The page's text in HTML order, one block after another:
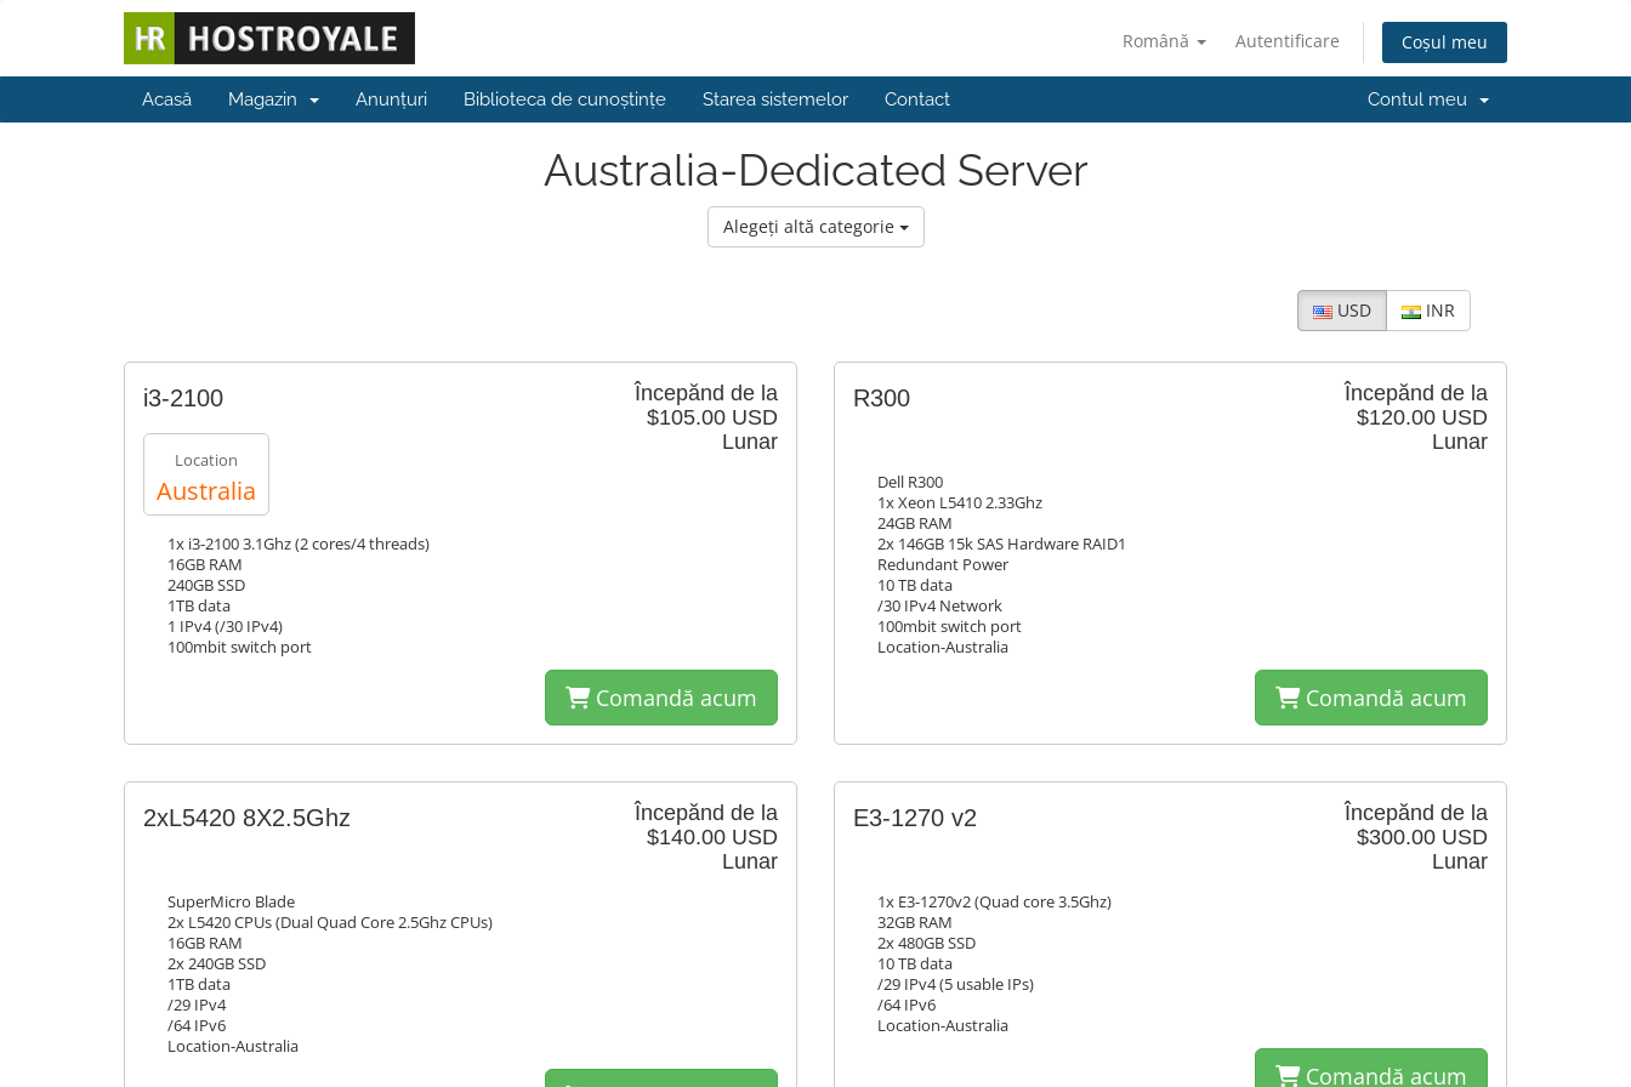
Română Autentificare Coșul meu
Acasă Magazin Anunțuri Biblioteca de cunoștințe Starea sistemelor Contact Contul meu
Australia-Dedicated Server
Alegeți altă categorie
USD INR
Începănd de la
$105.00 USD
Lunar
i3-2100
Location
Australia
1x i3-2100 3.1Ghz (2 cores/4 threads)
16GB RAM
240GB SSD
1TB data
1 IPv4 (/30 IPv4)
100mbit switch port
Comandă acum
Începănd de la
$120.00 USD
Lunar
R300
Dell R300
1x Xeon L5410 2.33Ghz
24GB RAM
2x 146GB 15k SAS Hardware RAID1
Redundant Power
10 TB data
/30 IPv4 Network
100mbit switch port
Location-Australia
Comandă acum
Începănd de la
$140.00 USD
Lunar
2xL5420 8X2.5Ghz
SuperMicro Blade
2x L5420 CPUs (Dual Quad Core 2.5Ghz CPUs)
16GB RAM
2x 240GB SSD
1TB data
/29 IPv4
/64 IPv6
Location-Australia
Începănd de la
$300.00 USD
Lunar
E3-1270 v2
1x E3-1270v2 (Quad core 3.5Ghz)
32GB RAM
2x 480GB SSD
10 TB data
/29 IPv4 (5 usable IPs)
/64 IPv6
Location-Australia
Comandă acum